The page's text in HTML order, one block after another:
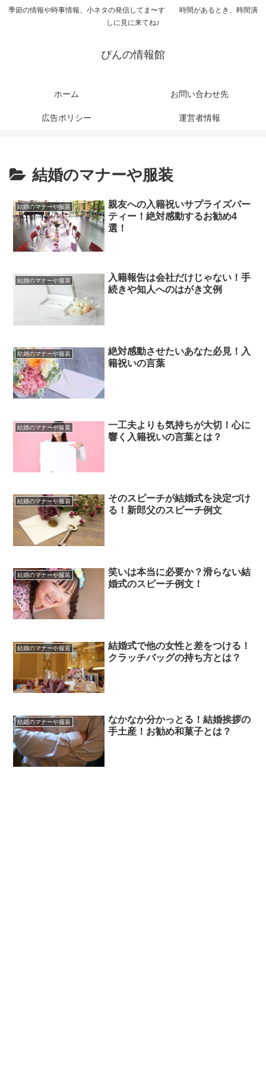
季節の情報や時事情報、小ネタの発信してま〜す 時間があるとき、時間潰
しに見に来てね♪
ぴんの情報館
ホーム お問い合わせ先
広告ポリシー 運営者情報
結婚のマナーや服装
結婚のマナーや服装
親友への入籍祝いサプライズパー
ティー！絶対感動するお勧め4
選！
結婚のマナーや服装
入籍報告は会社だけじゃない！手
続きや知人へのはがき文例
結婚のマナーや服装
絶対感動させたいあなた必見！入
籍祝いの言葉
結婚のマナーや服装
一工夫よりも気持ちが大切！心に
響く入籍祝いの言葉とは？
結婚のマナーや服装
そのスピーチが結婚式を決定づけ
る！新郎父のスピーチ例文
結婚のマナーや服装
笑いは本当に必要か？滑らない結
婚式のスピーチ例文！
結婚のマナーや服装
結婚式で他の女性と差をつける！
クラッチバッグの持ち方とは？
結婚のマナーや服装
なかなか分かっとる！結婚挨拶の
手土産！お勧め和菓子とは？